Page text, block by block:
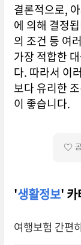
결론적으로,
에 의해 결정
의 조건 등 여
가장 적합한
다. 따라서 이
보다 유리한
이 좋습니다.
'생활정보' 카
여행보험 간편